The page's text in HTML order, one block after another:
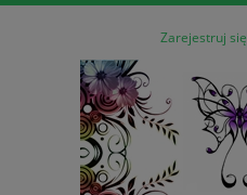
Zarejestruj się